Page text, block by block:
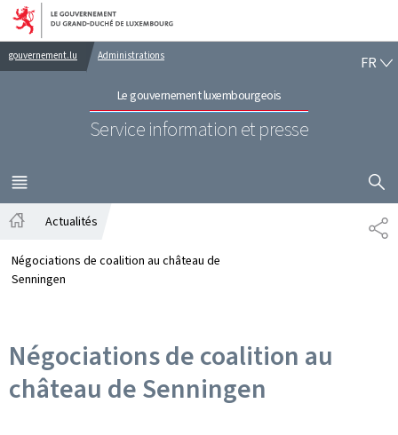
Aller au menu principal
Aller au contenu
gouvernement.lu Administrations
Le gouvernement luxembourgeois
Service information et presse
FR
MENU
PRINCIPAL
Actualités
Négociations de coalition au château de
Senningen
Négociations de coalition au
château de Senningen